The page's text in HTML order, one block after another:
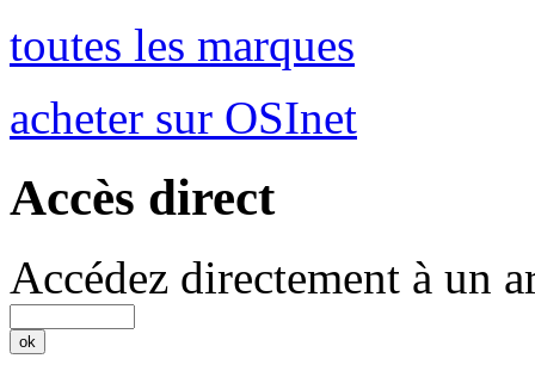
toutes les marques
acheter sur OSInet
Accès direct
Accédez directement à un